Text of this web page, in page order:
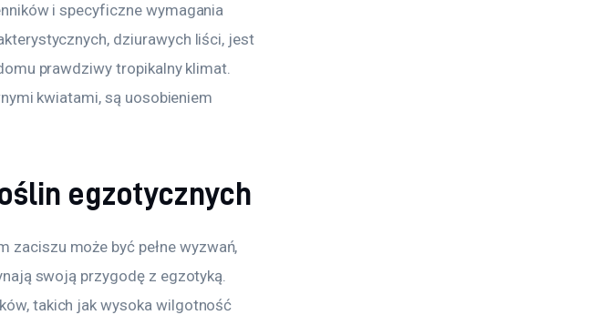
i specyficzne wymagania
dziurawych liści, jest
prawdziwy tropikalny klimat.
kwiatami, są uosobieniem
egzotycznych
może być pełne wyzwań,
swoją przygodę z egzotyką.
takich jak wysoka wilgotność